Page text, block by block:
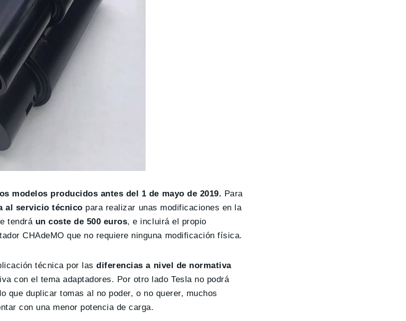
modelos producidos antes del 1 de mayo de 2019. Para
al servicio técnico para realizar unas modificaciones en la
tendrá un coste de 500 euros, e incluirá el propio
CHAdeMO que no requiere ninguna modificación física.
técnica por lasdiferencias a nivel de normativa
con el tema adaptadores. Por otro lado Tesla no podrá
que duplicar tomas al no poder, o no querer, muchos
con una menor potencia de carga.